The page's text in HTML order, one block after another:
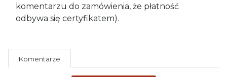
komentarzu do zamówienia, że płatność
odbywa się certyfikatem).
Komentarze